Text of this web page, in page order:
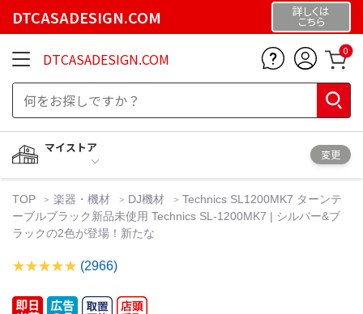
DTCASADESIGN.COM 詳しくは
こちら
DTCASADESIGN.COM 0
マイストア
変更
TOP 楽器・機材 DJ機材
Technics SL1200MK7 ターンテ
ーブルブラック新品未使用 Technics SL-1200MK7 | シルバー&ブ
ラックの2色が登場！新たな
(2966)